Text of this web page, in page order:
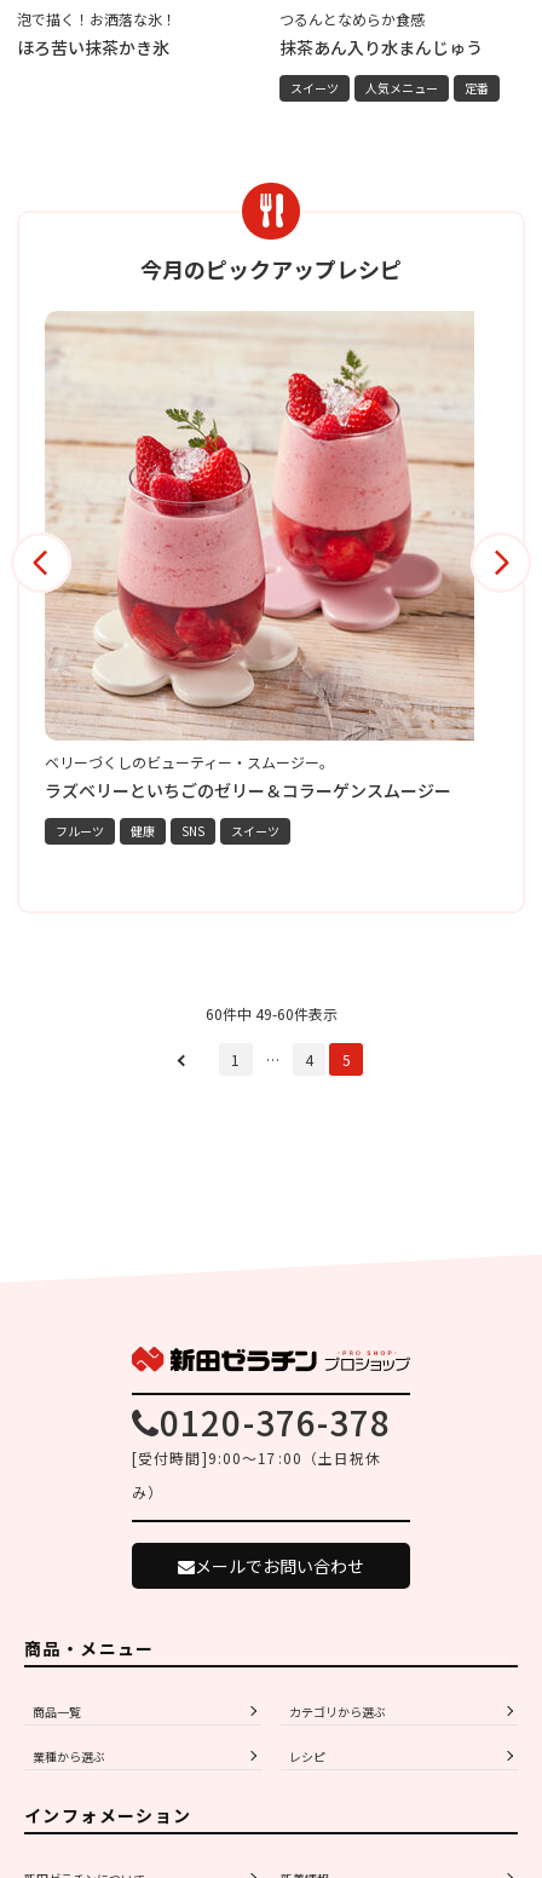
泡で描く！お洒落な氷！
ほろ苦い抹茶かき氷
つるんとなめらか食感
抹茶あん入り水まんじゅう
スイーツ 人気メニュー 定番
今月のピックアップレシピ
ベリーづくしのビューティー・スムージー。
ラズベリーといちごのゼリー＆コラーゲンスムージー
フルーツ 健康 SNS スイーツ
60件中 49-60件表示
1 … 4 5
0120-376-378
[受付時間]9:00～17:00（土日祝休
み）
メールでお問い合わせ
商品・メニュー
商品一覧 カテゴリから選ぶ
業種から選ぶ レシピ
インフォメーション